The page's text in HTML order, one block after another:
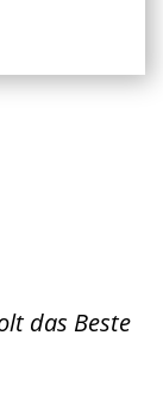
das Beste